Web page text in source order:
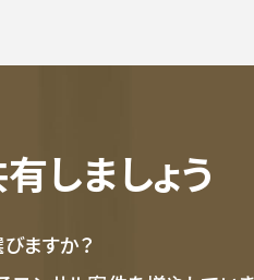
しましょう
ますか？